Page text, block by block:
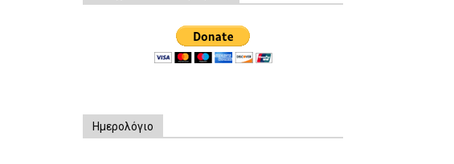
Ημερολόγιο